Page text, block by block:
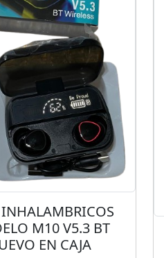
M10 V5.3 BT
EN CAJA